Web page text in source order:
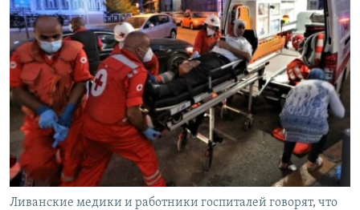
Ливанские медики и работники госпиталей говорят, что